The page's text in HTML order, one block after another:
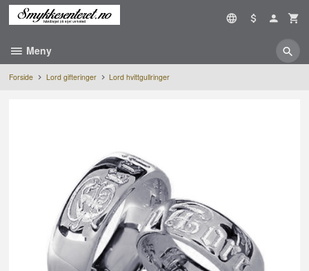
Gå
Meny
Forside Lord gifteringer Lord hvittgullringer